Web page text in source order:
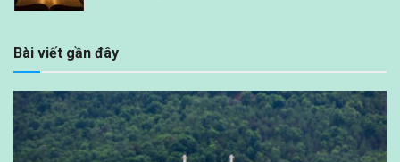
Bài viết gần đây